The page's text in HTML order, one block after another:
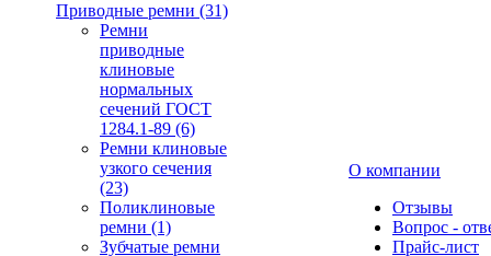
Приводные ремни (31)
Ремни
приводные
клиновые
нормальных
сечений ГОСТ
1284.1-89 (6)
Ремни клиновые
узкого сечения
(23)
Поликлиновые
ремни (1)
Зубчатые ремни
О компании
Отзывы
Вопрос -
Прайс-лист